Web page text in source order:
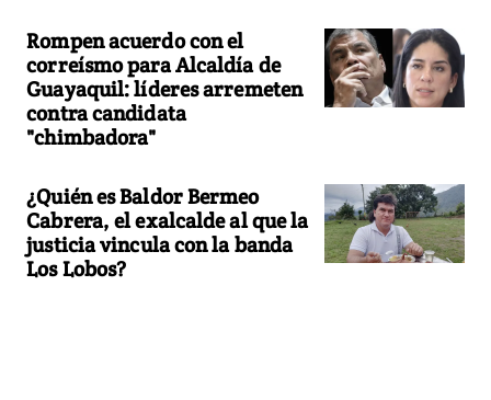
Rompen acuerdo con el
correísmo para Alcaldía de
Guayaquil: líderes arremeten
contra candidata
"chimbadora"
¿Quién es Baldor Bermeo
Cabrera, el exalcalde al que la
justicia vincula con la banda
Los Lobos?